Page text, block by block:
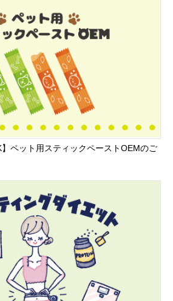
】ペット用スティックペーストOEMのご